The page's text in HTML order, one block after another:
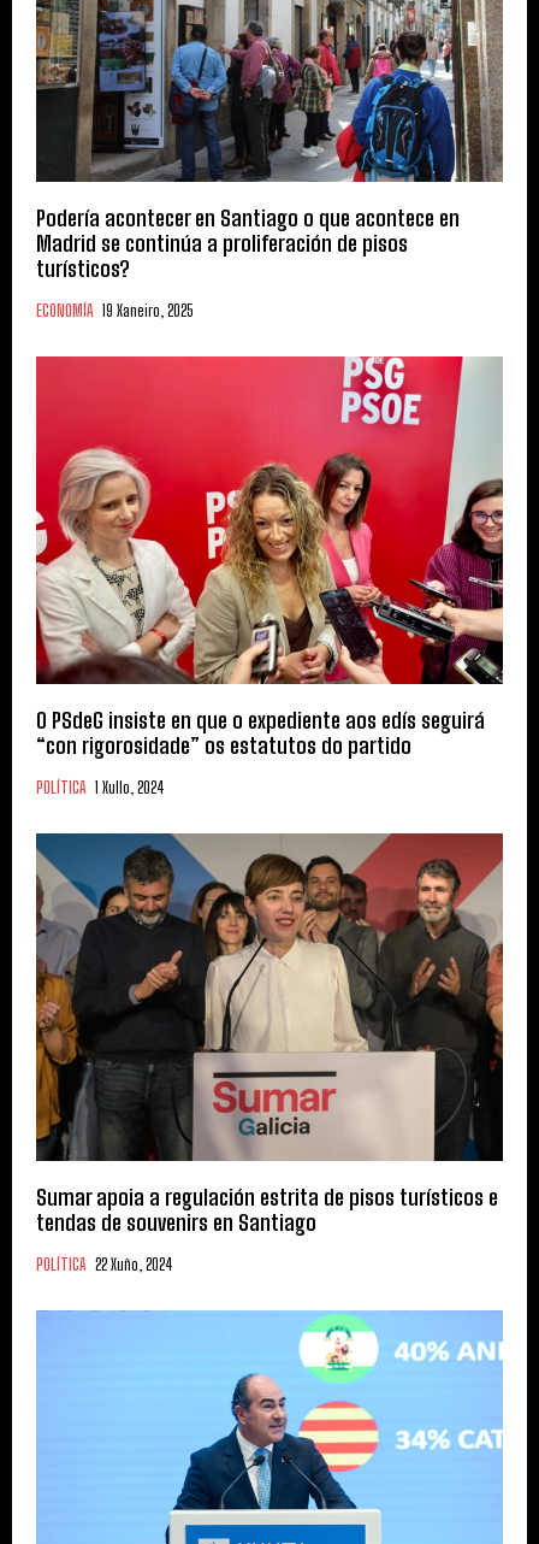
Podería acontecer en Santiago o que acontece en
Madrid se continúa a proliferación de pisos
turísticos?
ECONOMÍA 19 Xaneiro, 2025
O PSdeG insiste en que o expediente aos edís seguirá
“con rigorosidade” os estatutos do partido
POLÍTICA 1 Xullo, 2024
Sumar apoia a regulación estrita de pisos turísticos e
tendas de souvenirs en Santiago
POLÍTICA 22 Xuño, 2024